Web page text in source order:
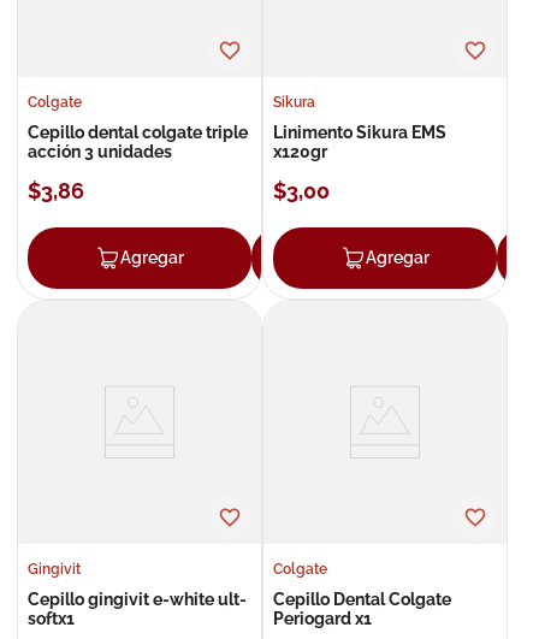
Colgate
Cepillo dental colgate triple
acción 3 unidades
$3,86
Agregar Agregar
Sikura
Linimento Sikura EMS
x120gr
$3,00
Agregar
Gingivit
Cepillo gingivit e-white ult-
softx1
Colgate
Cepillo Dental Colgate
Periogard x1